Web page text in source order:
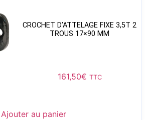
CROCHET D’ATTELAGE FIXE 3,5T 2
TROUS 17×90 MM
161,50€ TTC
Ajouter au panier